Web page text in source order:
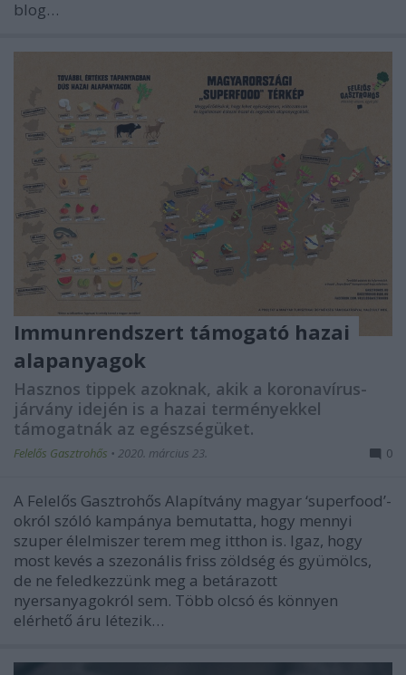
blog…
Immunrendszert támogató hazai
alapanyagok
Hasznos tippek azoknak, akik a koronavírus-
járvány idején is a hazai terményekkel
támogatnák az egészségüket.
Felelős Gasztrohős • 2020. március 23. 0
A Felelős Gasztrohős Alapítvány magyar ‘superfood’-
okról szóló kampánya bemutatta, hogy mennyi
szuper élelmiszer terem meg itthon is. Igaz, hogy
most kevés a szezonális friss zöldség és gyümölcs,
de ne feledkezzünk meg a betárazott
nyersanyagokról sem. Több olcsó és könnyen
elérhető áru létezik…